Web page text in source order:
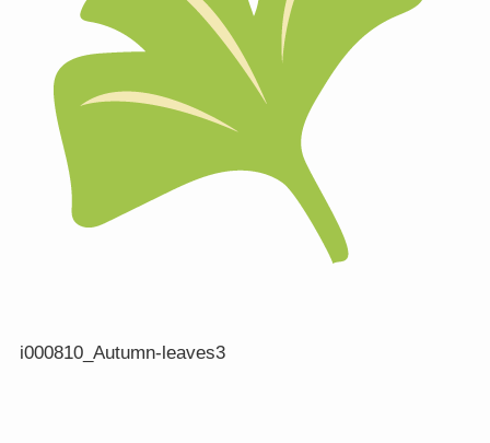
i000810_Autumn-leaves3